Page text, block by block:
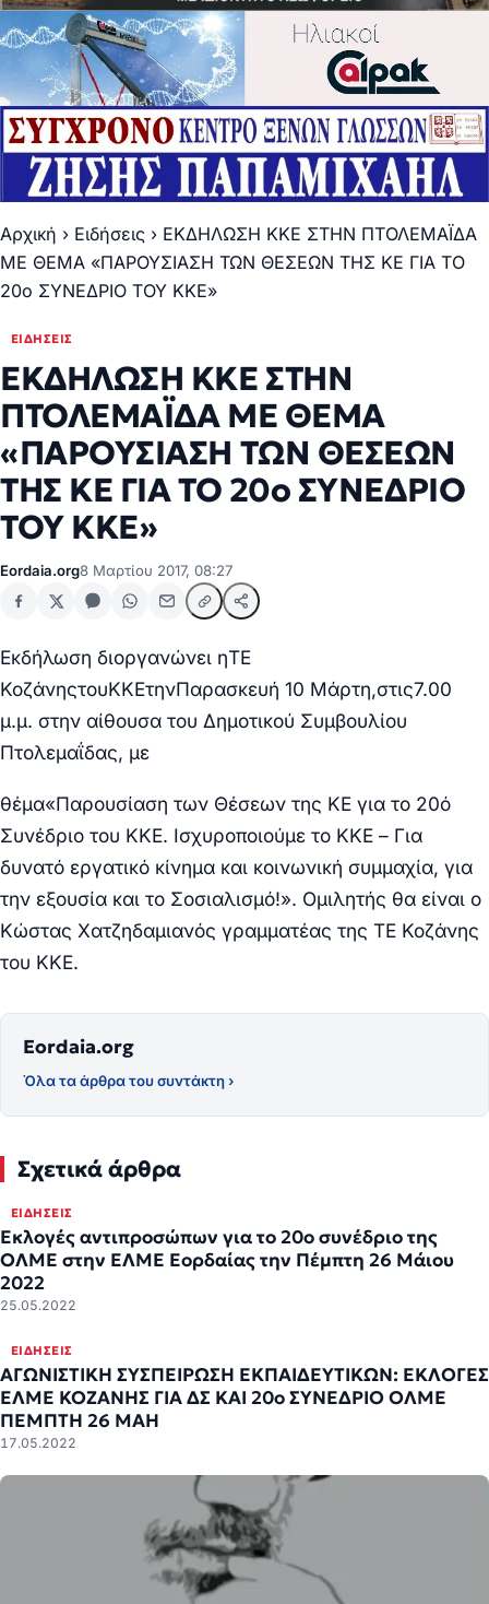
Αρχική › Ειδήσεις › ΕΚΔΗΛΩΣΗ ΚΚΕ ΣΤΗΝ ΠΤΟΛΕΜΑΪΔΑ
ΜΕ ΘΕΜΑ «ΠΑΡΟΥΣΙΑΣΗ ΤΩΝ ΘΕΣΕΩΝ ΤΗΣ ΚΕ ΓΙΑ ΤΟ
20ο ΣΥΝΕΔΡΙΟ ΤΟΥ ΚΚΕ»
ΕΙΔΉΣΕΙΣ
ΕΚΔΗΛΩΣΗ ΚΚΕ ΣΤΗΝ
ΠΤΟΛΕΜΑΪΔΑ ΜΕ ΘΕΜΑ
«ΠΑΡΟΥΣΙΑΣΗ ΤΩΝ ΘΕΣΕΩΝ
ΤΗΣ ΚΕ ΓΙΑ ΤΟ 20ο ΣΥΝΕΔΡΙΟ
ΤΟΥ ΚΚΕ»
Eordaia.org8 Μαρτίου 2017, 08:27
Εκδήλωση διοργανώνει ηΤΕ
ΚοζάνηςτουΚΚΕτηνΠαρασκευή 10 Μάρτη,στις7.00
μ.μ. στην αίθουσα του Δημοτικού Συμβουλίου
Πτολεμαΐδας, με
θέμα«Παρουσίαση των Θέσεων της ΚΕ για το 20ό
Συνέδριο του ΚΚΕ. Ισχυροποιούμε το ΚΚΕ – Για
δυνατό εργατικό κίνημα και κοινωνική συμμαχία, για
την εξουσία και το Σοσιαλισμό!». Ομιλητής θα είναι ο
Κώστας Χατζηδαμιανός γραμματέας της ΤΕ Κοζάνης
του ΚΚΕ.
Eordaia.org
Όλα τα άρθρα του συντάκτη ›
Σχετικά άρθρα
ΕΙΔΉΣΕΙΣ
Εκλογές αντιπροσώπων για το 20ο συνέδριο της
ΟΛΜΕ στην ΕΛΜΕ Εορδαίας την Πέμπτη 26 Μάιου
2022
25.05.2022
ΕΙΔΉΣΕΙΣ
ΑΓΩΝΙΣΤΙΚΗ ΣΥΣΠΕΙΡΩΣΗ ΕΚΠΑΙΔΕΥΤΙΚΩΝ: ΕΚΛΟΓΕΣ
ΕΛΜΕ ΚΟΖΑΝΗΣ ΓΙΑ ΔΣ ΚΑΙ 20ο ΣΥΝΕΔΡΙΟ ΟΛΜΕ
ΠΕΜΠΤΗ 26 ΜΑΗ
17.05.2022